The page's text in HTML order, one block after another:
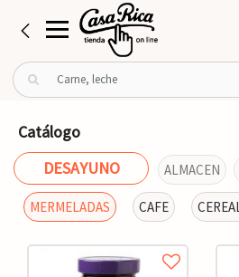
B
u
r
p
Catálogo
DESAYUNO
ALMACEN
MERMELADAS CAFE